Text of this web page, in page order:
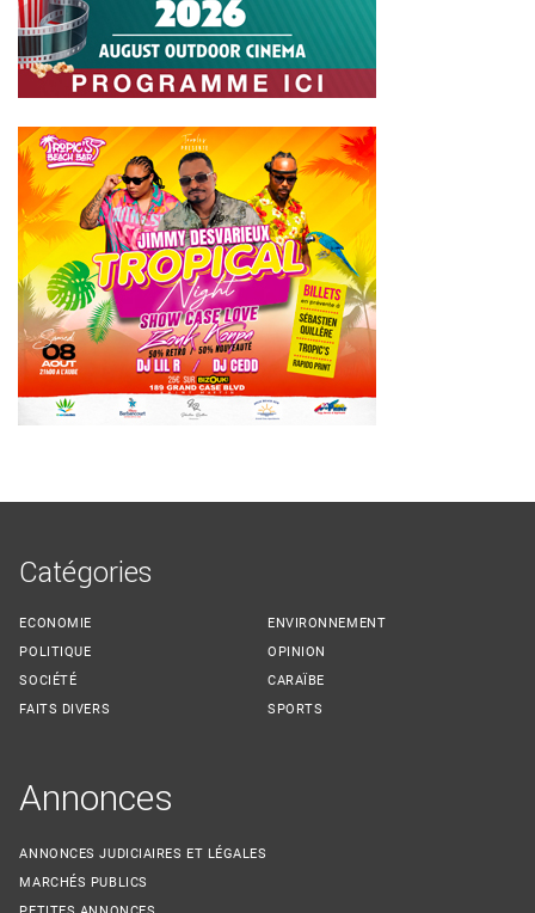
Catégories
ECONOMIE
POLITIQUE
SOCIÉTÉ
FAITS DIVERS
ENVIRONNEMENT
OPINION
CARAÏBE
SPORTS
Annonces
ANNONCES JUDICIAIRES ET LÉGALES
MARCHÉS PUBLICS